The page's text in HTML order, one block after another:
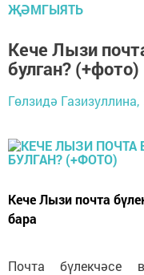
ҖӘМГЫЯТЬ
Кече Лызи
булган? (+фото)
Гөлзидә Газизуллина,
Кече Лызи почта
бара
Почта бүлекчәсе